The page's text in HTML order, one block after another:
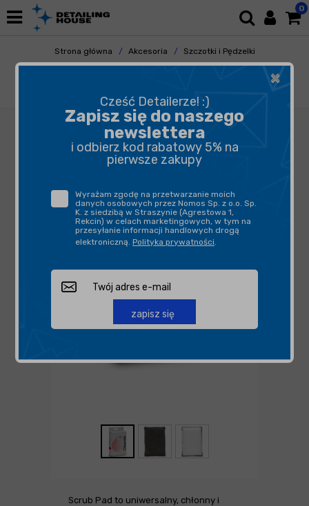
0
Strona główna Akcesoria
Szczotki i Pędzelki
Do Tapicerki
Scrub Pad to uniwersalny, chłonny i
×
Cześć Detailerze! :)
Zapisz się do naszego
newslettera
i odbierz kod rabatowy 5% na
pierwsze zakupy
Wyrażam zgodę na przetwarzanie moich
danych osobowych przez Nomos Sp. z o.o. Sp.
K. z siedzibą w Straszynie (Agrestowa 1,
Rekcin) w celach marketingowych, w tym na
przesyłanie informacji handlowych drogą
elektroniczną. Polityka prywatności.
zapisz się